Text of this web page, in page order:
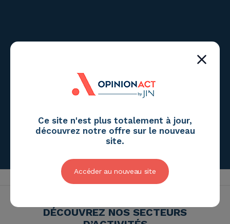
VOS BESOINS
DÉCOUVREZ NOS SECTEURS
Ce site n'est plus totalement à jour,
découvrez notre offre sur le nouveau
site.
Accéder au nouveau site